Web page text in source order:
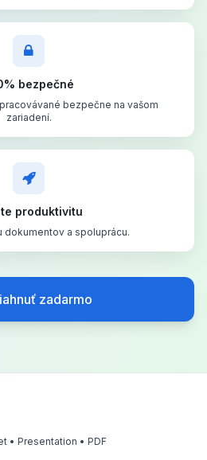
bezpečné
bezpečne na vašom
zariadení.
produktivitu
dokumentov a spoluprácu.
zadarmo
• Presentation • PDF